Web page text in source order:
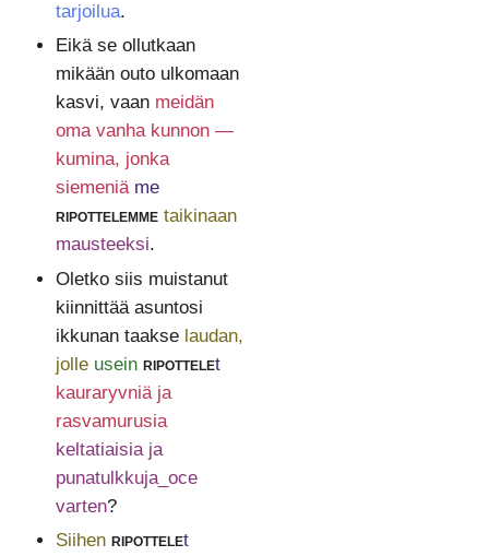
tarjoilua.
Eikä se ollutkaan
mikään outo ulkomaan
kasvi, vaan meidän
oma vanha kunnon —
kumina, jonka
siemeniä me
ripottelemme taikinaan
mausteeksi.
Oletko siis muistanut
kiinnittää asuntosi
ikkunan taakse laudan,
jolle usein ripottelet
kauraryvniä ja
rasvamurusia
keltatiaisia ja
punatulkkuja_oce
varten?
Siihen ripottelet